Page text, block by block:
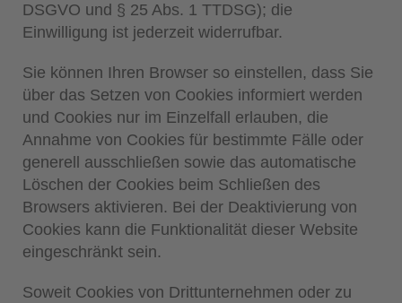
DSGVO und § 25 Abs. 1 TTDSG); die
Einwilligung ist jederzeit widerrufbar.
Sie können Ihren Browser so einstellen, dass Sie
über das Setzen von Cookies informiert werden
und Cookies nur im Einzelfall erlauben, die
Annahme von Cookies für bestimmte Fälle oder
generell ausschließen sowie das automatische
Löschen der Cookies beim Schließen des
Browsers aktivieren. Bei der Deaktivierung von
Cookies kann die Funktionalität dieser Website
eingeschränkt sein.
Soweit Cookies von Drittunternehmen oder zu